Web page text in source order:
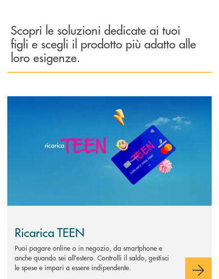
Scopri le soluzioni dedicate ai tuoi
figli e scegli il prodotto più adatto alle
loro esigenze.
Ricarica TEEN
Puoi pagare online o in negozio, da smartphone e
anche quando sei all’estero. Controlli il saldo, gestisci
le spese e impari a essere indipendente.